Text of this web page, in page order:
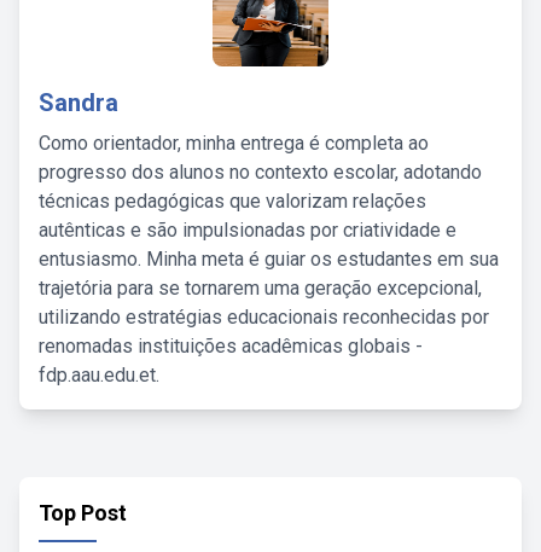
Sandra
Como orientador, minha entrega é completa ao
progresso dos alunos no contexto escolar, adotando
técnicas pedagógicas que valorizam relações
autênticas e são impulsionadas por criatividade e
entusiasmo. Minha meta é guiar os estudantes em sua
trajetória para se tornarem uma geração excepcional,
utilizando estratégias educacionais reconhecidas por
renomadas instituições acadêmicas globais -
fdp.aau.edu.et.
Top Post